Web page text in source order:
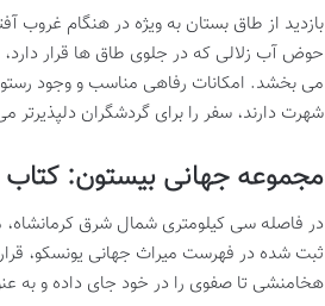
بازدید از طاق بستان به ویژه در هنگام غروب
حوض آب زلالی که در جلوی طاق ها قرار
می بخشد. امکانات رفاهی مناسب و وجود
شهرت دارند، سفر را برای گردشگران دلپذیرتر
مجموعه جهانی بیستون: کتاب
در فاصله سی کیلومتری شمال شرق
ثبت شده در فهرست میراث جهانی یونسکو،
هخامنشی تا صفوی را در خود جای داده و به